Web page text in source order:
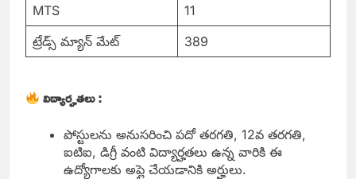
MTS
11
ట్రేడ్స్ మ్యాన్ మేట్
389
విద్యార్హతలు :
పోస్టులను అనుసరించి పదో తరగతి, 12వ తరగతి,
ఐటిఐ, డిగ్రీ వంటి విద్యార్హతలు ఉన్న వారికి ఈ
ఉద్యోగాలకు అప్లై చేయడానికి అర్హులు.